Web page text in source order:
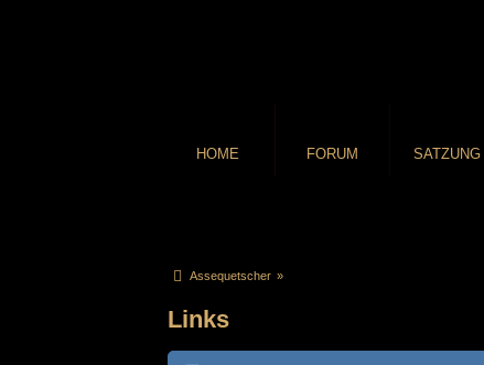
HOME FORUM SATZUNG
Assequetscher »
Links